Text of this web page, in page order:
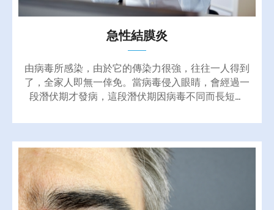
急性結膜炎
由病毒所感染，由於它的傳染力很強，往往一人得到
了，全家人即無一倖免。當病毒侵入眼睛，會經過一
段潛伏期才發病，這段潛伏期因病毒不同而長短不
徑主要是公共場所或家庭中接觸傳染。